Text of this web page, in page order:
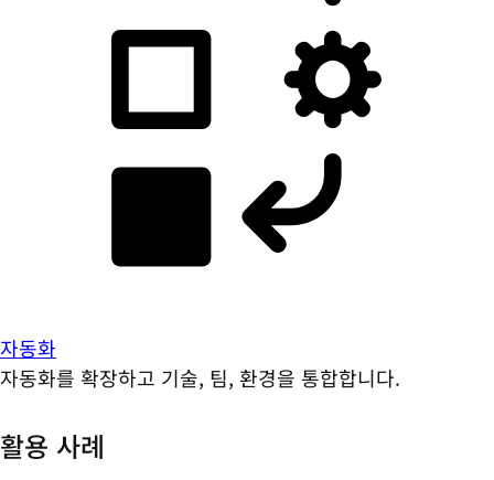
자동화
자동화를 확장하고 기술, 팀, 환경을 통합합니다.
활용 사례